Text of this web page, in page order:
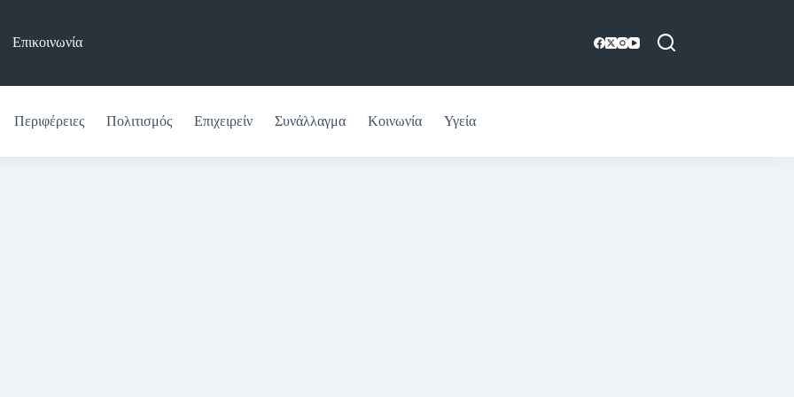
Επικοινωνία
Περιφέρειες Πολιτισμός Επιχειρείν Συνάλλαγμα Κοινωνία Υγεία